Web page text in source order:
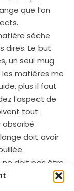
que l’on
sèche
dires. Le but
un seul mug
matières me
plus il faut
l’aspect de
tout
absorbé
doit avoir
ne doit pas être
et que